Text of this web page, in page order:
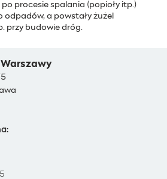
procesie spalania (popioły itp.)
a powstały żużel
przy budowie dróg.